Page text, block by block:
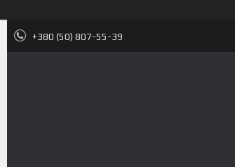
+380 (50) 807-55-39